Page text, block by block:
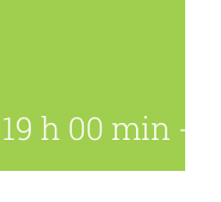
h 00 min -